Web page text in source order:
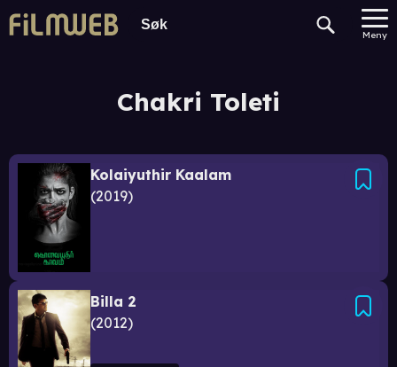
Meny
Chakri Toleti
Kolaiyuthir Kaalam
2019
Billa 2
2012